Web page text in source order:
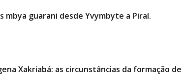
guarani desde Yvymbyte a Piraí.
Xakriabá: as circunstâncias da formação